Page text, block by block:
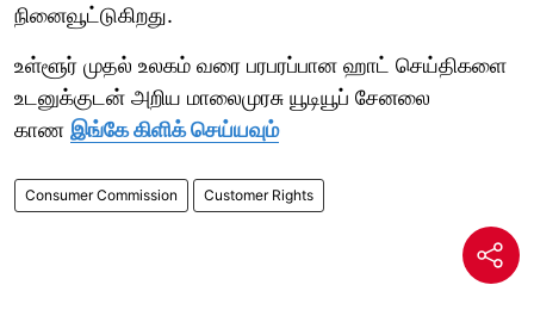
நினைவூட்டுகிறது.
உள்ளூர் முதல் உலகம் வரை பரபரப்பான ஹாட் செய்திகளை
உடனுக்குடன் அறிய மாலைமுரசு யூடியூப் சேனலை
காண இங்கே கிளிக் செய்யவும்
Consumer Commission Customer Rights